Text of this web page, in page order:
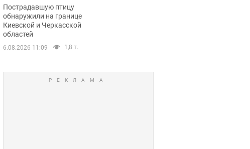
нетипичный маршрут.
Фото
Пострадавшую птицу
обнаружили на границе
Киевской и Черкасской
областей
6.08.2026 11:09 1,8 т.